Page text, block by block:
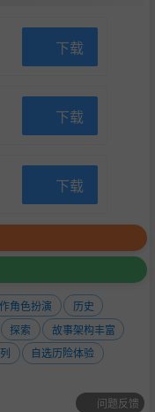
下载
下载
下载
角色扮演
历史
探索
故事架构丰富
自选历险体验
问题反馈